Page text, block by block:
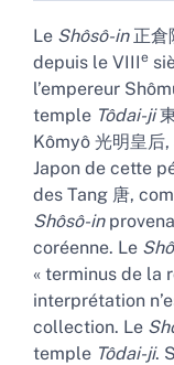
Struttura
Testo completo
Bibliografia
Note
Illustrazioni
Per citare
Autore
Le Shôsô-in正倉
depuis le VIIIe
l’empereur
temple Tôdai-ji
Kômyô 光明皇后
Japon de cette
des Tang 唐,
Shôsô-in
coréenne. Le
« terminus de la
interprétation
collection. Le
temple Tôdai-ji.